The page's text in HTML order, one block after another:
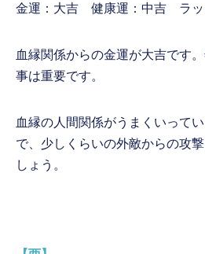
金運：大吉 健康運：中吉 ラッ
血縁関係からの金運が大吉です
事は重要です。
血縁の人間関係がうまくいって
で、少しくらいの外敵からの攻
しょう。